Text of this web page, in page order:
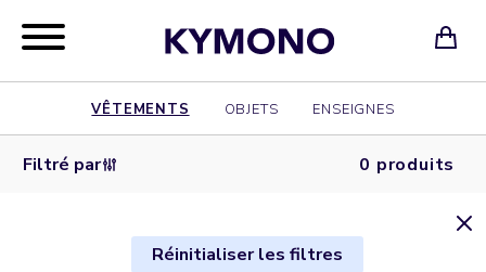
VÊTEMENTS OBJETS ENSEIGNES
Filtré par 0 produits
Réinitialiser les filtres